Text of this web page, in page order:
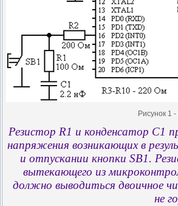
Рисунок 1
Резистор R1 и конденсатор C1
напряжения возникающих в
и отпускании кнопки SB1.
вытекающего из
должно выводиться двоичное
не